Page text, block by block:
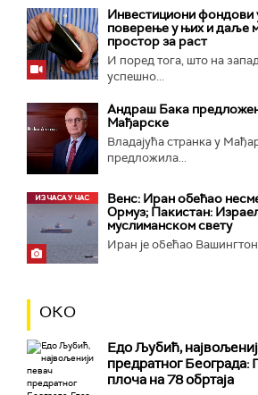
Инвестициони фондови
поверење у њих и даље
простор за раст
И поред тога, што на
успешно...
Андраш Бакa
Мађарске
Владајућа странка у
предложила...
Венс: Иран обећао
Ормуз; Пакистан:
муслиманском свету
Иран је обећао
ОКО
Едо Љубић,
предратног Београда:
плоча на 78 обртаја